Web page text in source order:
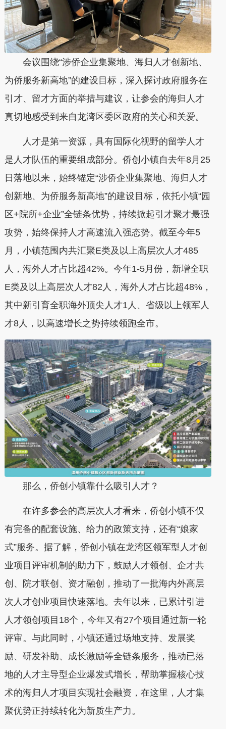
会议围绕“涉侨企业集聚地、海归人才创新地、
为侨服务新高地”的建设目标，深入探讨政府服务在
引才、留才方面的举措与建议，让参会的海归人才
真切地感受到来自龙湾区委区政府的关心和关爱。
人才是第一资源，具有国际化视野的留学人才
是人才队伍的重要组成部分。侨创小镇自去年8月25
日落地以来，始终锚定“涉侨企业集聚地、海归人才
创新地、为侨服务新高地”的建设目标，依托小镇“园
区+院所+企业”全链条优势，持续掀起引才聚才最强
攻势，始终保持人才高速流入强态势。截至今年5
月，小镇范围内共汇聚E类及以上高层次人才485
人，海外人才占比超42%。今年1-5月份，新增全职
E类及以上高层次人才82人，海外人才占比超48%，
其中新引育全职海外顶尖人才1人、省级以上领军人
才8人，以高速增长之势持续领跑全市。
那么，侨创小镇靠什么吸引人才？
在许多参会的高层次人才看来，侨创小镇不仅
有完备的配套设施、给力的政策支持，还有“娘家
式”服务。据了解，侨创小镇在龙湾区领军型人才创
业项目评审机制的助力下，鼓励人才领创、企才共
创、院才联创、资才融创，推动了一批海内外高层
次人才创业项目快速落地。去年以来，已累计引进
人才领创项目18个，今年又有27个项目通过新一轮
评审。与此同时，小镇还通过场地支持、发展奖
励、研发补助、成长激励等全链条服务，推动已落
地的人才主导型企业爆发式增长，帮助掌握核心技
术的海归人才项目实现社会融资，在这里，人才集
聚优势正持续转化为新质生产力。